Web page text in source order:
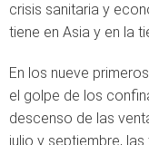
crisis sanitaria y
tiene en Asia y en la
En los nueve
el golpe de los
descenso de las
julio y septiembre,